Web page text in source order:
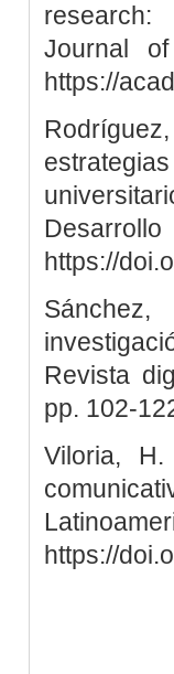
research:
Journal
https://
https://
Revista
pp. 102-
Viloria,
https://